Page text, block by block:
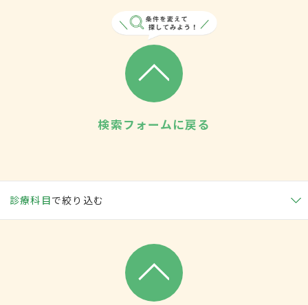
検索フォームに戻る
診療科目で絞り込む